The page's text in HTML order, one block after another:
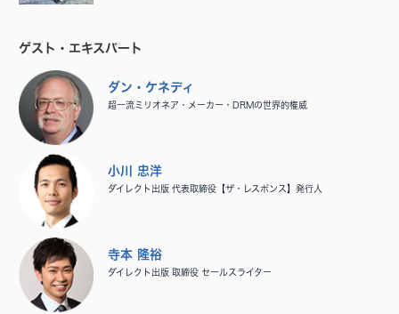
ゲスト・エキスパート
ダン・ケネディ
超一流ミリオネア・メーカー・DRMの世界的権威
小川 忠洋
ダイレクト出版 代表取締役【ザ・レスポンス】発行人
寺本 隆裕
ダイレクト出版 取締役 セールスライター